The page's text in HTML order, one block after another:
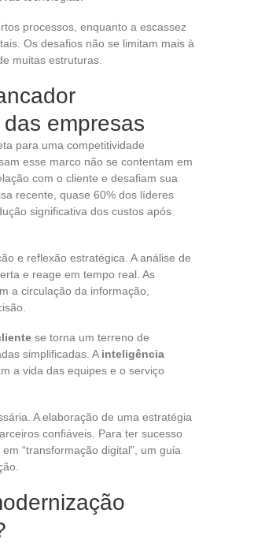
processos, enquanto a escassez
Os desafios não se limitam mais à
muitas estruturas.
empresas
para uma competitividade
esse marco não se contentam em
com o cliente e desafiam sua
recente, quase 60% dos líderes
significativa dos custos após
e reflexão estratégica. A análise de
e reage em tempo real. As
a circulação da informação,
se torna um terreno de
simplificadas. A inteligência
a vida das equipes e o serviço
A elaboração de uma estratégia
confiáveis. Para ter sucesso
“transformação digital”, um guia